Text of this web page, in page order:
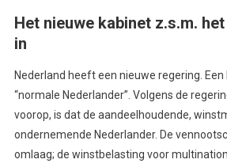
Het nieuwe kabinet z.s.m.
in
Nederland heeft een nieuwe regering.
“normale Nederlander”. Volgens de
voorop, is dat de aandeelhoudende,
ondernemende Nederlander. De
omlaag; de winstbelasting voor